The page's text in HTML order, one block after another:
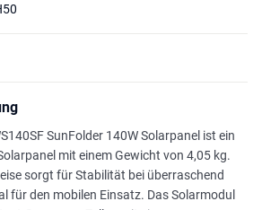
SunFolder 140W Solarpanel ist ein
mit einem Gewicht von 4,05 kg.
sorgt für Stabilität bei überraschend
für den mobilen Einsatz. Das Solarmodul